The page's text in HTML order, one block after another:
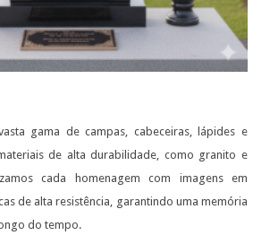
gama de campas, cabeceiras, lápides e
de alta durabilidade, como granito e
cada homenagem com imagens em
de alta resistência, garantindo uma memória
do tempo.